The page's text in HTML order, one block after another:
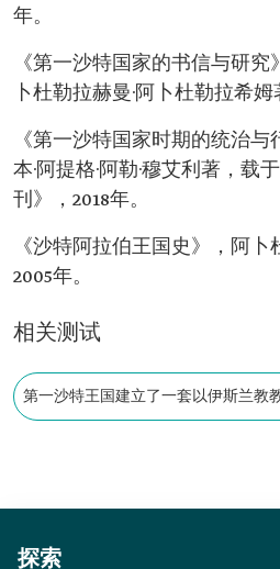
年。
《第一沙特国家的书信与研究
卜杜勒拉赫曼·阿卜杜勒拉希姆
《第一沙特国家时期的统治与
本·阿提格·阿勒·穆艾利著，载
刊》，2018年。
《沙特阿拉伯王国史》，阿卜
2005年。
相关测试
第一沙特王国建立了一套以伊斯兰教
探索